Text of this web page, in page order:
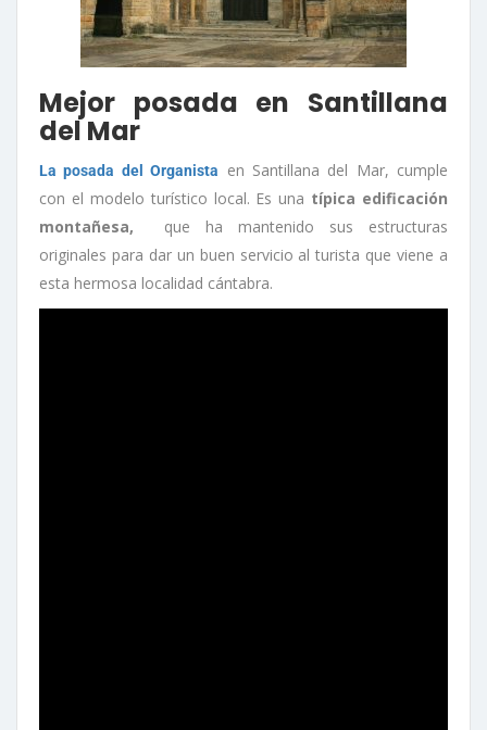
Mejor posada en Santillana
del Mar
La posada del Organista
en Santillana del Mar, cumple
con el modelo turístico local. Es una típica edificación
montañesa,
que ha mantenido sus estructuras
originales para dar un buen servicio al turista que viene a
esta hermosa localidad cántabra.